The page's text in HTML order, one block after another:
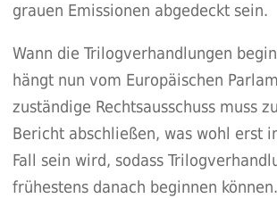
grauen Emissionen abgedeckt sein.
Wann die Trilogverhandlungen
hängt nun vom Europäischen
zuständige Rechtsausschuss muss
Bericht abschließen, was wohl erst
Fall sein wird, sodass
frühestens danach beginnen können.